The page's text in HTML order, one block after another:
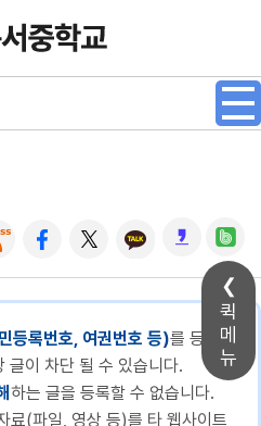
퀵
메
뉴
등록번호, 여권번호 등)를 등록할
글이 차단 될 수 있습니다.
하는 글을 등록할 수 없습니다.
료(파일, 영상 등)를 타 웹사이트